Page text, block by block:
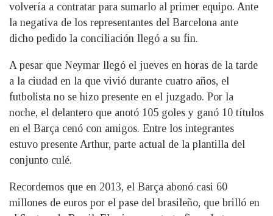
volvería a contratar para sumarlo al primer equipo. Ante
la negativa de los representantes del Barcelona ante
dicho pedido la conciliación llegó a su fin.
A pesar que Neymar llegó el jueves en horas de la tarde
a la ciudad en la que vivió durante cuatro años, el
futbolista no se hizo presente en el juzgado. Por la
noche, el delantero que anotó 105 goles y ganó 10 títulos
en el Barça cenó con amigos. Entre los integrantes
estuvo presente Arthur, parte actual de la plantilla del
conjunto culé.
Recordemos que en 2013, el Barça abonó casi 60
millones de euros por el pase del brasileño, que brilló en